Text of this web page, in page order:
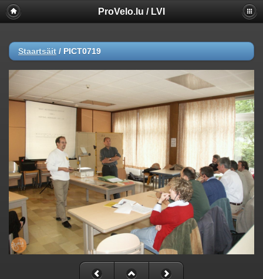
ProVelo.lu / LVI
Staartsäit / PICT0719